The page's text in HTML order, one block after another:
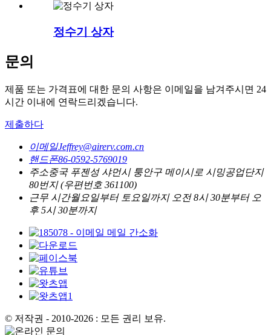
정수기 상자
문의
제품 또는 가격표에 대한 문의 사항은 이메일을 남겨주시면 24
시간 이내에 연락드리겠습니다.
제출하다
이메일Jeffrey@airerv.com.cn
핸드폰86-0592-5769019
주소중국 푸젠성 샤먼시 퉁안구 메이시로 시밍공업단지
80번지 (우편번호 361100)
근무 시간월요일부터 토요일까지 오전 8시 30분부터 오
후 5시 30분까지
© 저작권 - 2010-2026 : 모든 권리 보유.